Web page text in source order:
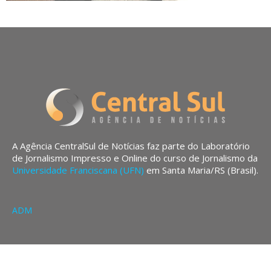
A Agência CentralSul de Notícias faz parte do Laboratório
de Jornalismo Impresso e Online do curso de Jornalismo da
Universidade Franciscana (UFN) em Santa Maria/RS (Brasil).
ADM